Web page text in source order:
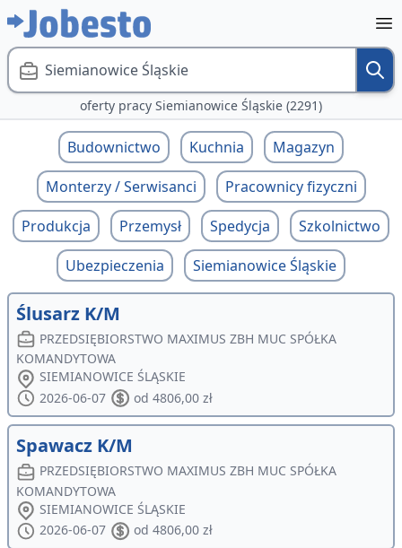
Siemianowice Śląskie
oferty pracy Siemianowice Śląskie (2291)
Budownictwo Kuchnia
Magazyn
Monterzy / Serwisanci
Pracownicy fizyczni
Produkcja
Przemysł Spedycja
Szkolnictwo
Ubezpieczenia
Siemianowice Śląskie
Ślusarz K/M
PRZEDSIĘBIORSTWO MAXIMUS ZBH MUC SPÓŁKA
KOMANDYTOWA
SIEMIANOWICE ŚLĄSKIE
2026-06-07
od 4806,00 zł
Spawacz K/M
PRZEDSIĘBIORSTWO MAXIMUS ZBH MUC SPÓŁKA
KOMANDYTOWA
SIEMIANOWICE ŚLĄSKIE
2026-06-07
od 4806,00 zł